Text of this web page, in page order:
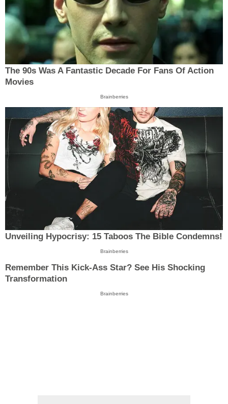
The 90s Was A Fantastic Decade For Fans Of Action
Movies
Brainberries
Unveiling Hypocrisy: 15 Taboos The Bible Condemns!
Brainberries
Remember This Kick-Ass Star? See His Shocking
Transformation
Brainberries